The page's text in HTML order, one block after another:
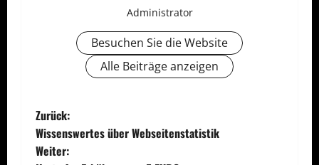
Administrator
Besuchen Sie die Website
Alle Beiträge anzeigen
B
e
Zurück:
Wissenswertes über Webseitenstatistik
Weiter: